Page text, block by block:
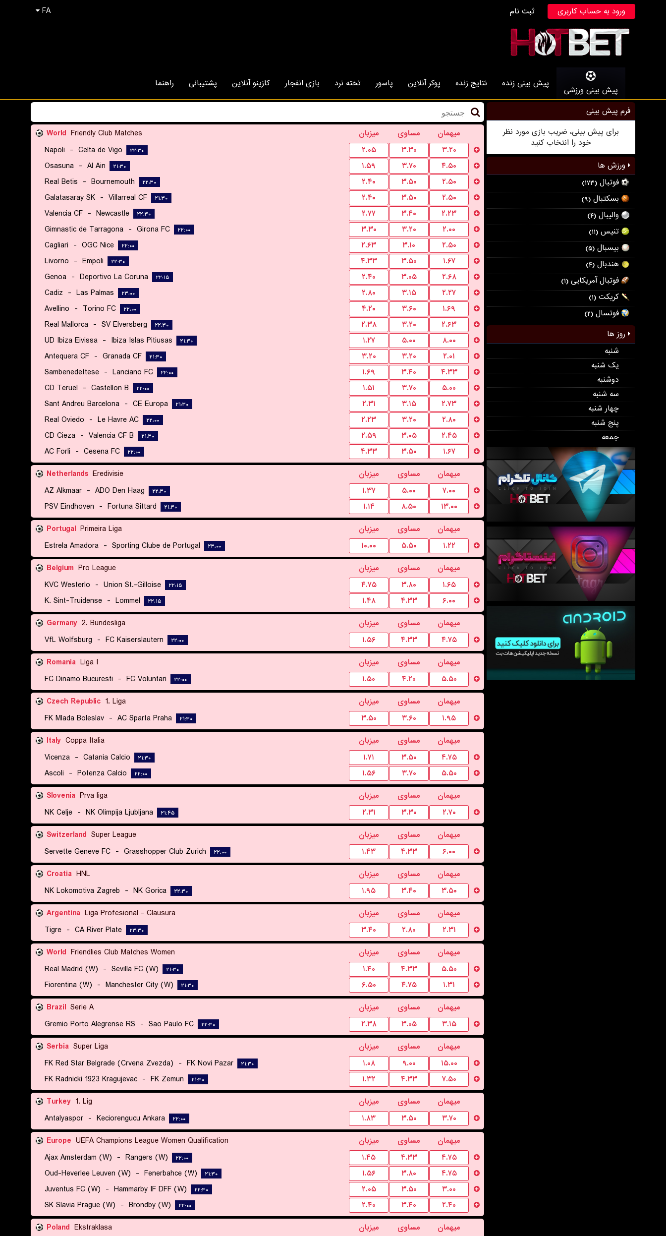
FA ورود به حساب کاربری ثبت نام
پیش بینی ورزشی
پیش بینی زنده نتایج زنده پوکر آنلاین پاسور تخته نرد بازی انفجار کازینو آنلاین پشتیبانی راهنما
فرم پیش بینی
برای پیش بینی، ضریب بازی مورد نظر
خود را انتخاب کنید
ورزش ها
فوتبال (۱۷۳)
بسکتبال (۹)
والیبال (۴)
تنیس (۱۱)
بیسبال (۵)
هندبال (۴)
فوتبال آمریکایی (۱)
کریکت (۱)
فوتسال (۲)
روز ها
شنبه
یک شنبه
دوشنبه
سه شنبه
چهار شنبه
پنج شنبه
جمعه
World Friendly Club Matches میزبان مساوی
میهمان
Napoli - Celta de Vigo ۲۲:۳۰ ۲.۰۵ ۳.۳۰
۳.۲۰
Osasuna - Al Ain ۲۱:۳۰ ۱.۵۹ ۳.۷۰
۴.۵۰
Real Betis - Bournemouth ۲۲:۳۰ ۲.۴۰ ۳.۵۰
۲.۵۰
Galatasaray SK - Villarreal CF ۲۱:۳۰ ۲.۴۰ ۳.۵۰
۲.۵۰
Valencia CF - Newcastle ۲۲:۳۰ ۲.۷۷ ۳.۴۰
۲.۲۳
Gimnastic de Tarragona - Girona FC ۲۲:۰۰ ۳.۳۰ ۳.۲۰
۲.۰۰
Cagliari - OGC Nice ۲۲:۰۰ ۲.۶۳ ۳.۱۰
۲.۵۰
Livorno - Empoli ۲۲:۳۰ ۴.۳۳ ۳.۵۰
۱.۶۷
Genoa - Deportivo La Coruna ۲۲:۱۵ ۲.۴۰ ۳.۰۵
۲.۶۸
Cadiz - Las Palmas ۲۳:۰۰ ۲.۸۰ ۳.۱۵
۲.۲۷
Avellino - Torino FC ۲۲:۰۰ ۴.۲۰ ۳.۶۰
۱.۶۹
Real Mallorca - SV Elversberg ۲۲:۳۰ ۲.۳۸ ۳.۲۰
۲.۶۳
UD Ibiza Eivissa - Ibiza Islas Pitiusas ۲۱:۳۰ ۱.۲۷ ۵.۰۰
۸.۰۰
Antequera CF - Granada CF ۲۱:۳۰ ۳.۲۰ ۳.۲۰
۲.۰۱
Sambenedettese - Lanciano FC ۲۲:۰۰ ۱.۶۹ ۳.۴۰
۴.۳۳
CD Teruel - Castellon B ۲۲:۰۰ ۱.۵۱ ۳.۷۰
۵.۰۰
Sant Andreu Barcelona - CE Europa ۲۱:۳۰ ۲.۳۱ ۳.۱۵
۲.۷۳
Real Oviedo - Le Havre AC ۲۲:۰۰ ۲.۲۳ ۳.۲۰
۲.۸۰
CD Cieza - Valencia CF B ۲۱:۳۰ ۲.۵۹ ۳.۰۵
۲.۴۵
AC Forli - Cesena FC ۲۲:۰۰ ۴.۳۳ ۳.۵۰
۱.۶۷
Netherlands Eredivisie میزبان مساوی
میهمان
AZ Alkmaar - ADO Den Haag ۲۲:۳۰ ۱.۳۷ ۵.۰۰
۷.۰۰
PSV Eindhoven - Fortuna Sittard ۲۱:۳۰ ۱.۱۴ ۸.۵۰
۱۳.۰۰
Portugal Primeira Liga میزبان مساوی
میهمان
Estrela Amadora - Sporting Clube de Portugal ۲۳:۰۰ ۱۰.۰۰ ۵.۵۰
۱.۲۲
Belgium Pro League میزبان مساوی
میهمان
KVC Westerlo - Union St.-Gilloise ۲۲:۱۵ ۴.۷۵ ۳.۸۰
۱.۶۵
K. Sint-Truidense - Lommel ۲۲:۱۵ ۱.۴۸ ۴.۳۳
۶.۰۰
Germany 2. Bundesliga میزبان مساوی
میهمان
VfL Wolfsburg - FC Kaiserslautern ۲۲:۰۰ ۱.۵۶ ۴.۳۳
۴.۷۵
Romania Liga I میزبان مساوی
میهمان
FC Dinamo Bucuresti - FC Voluntari ۲۲:۰۰ ۱.۵۰ ۴.۲۰
۵.۵۰
Czech Republic 1. Liga میزبان مساوی
میهمان
FK Mlada Boleslav - AC Sparta Praha ۲۱:۳۰ ۳.۵۰ ۳.۶۰
۱.۹۵
Italy Coppa Italia میزبان مساوی
میهمان
Vicenza - Catania Calcio ۲۱:۳۰ ۱.۷۱ ۳.۵۰
۴.۷۵
Ascoli - Potenza Calcio ۲۲:۰۰ ۱.۵۶ ۳.۷۰
۵.۵۰
Slovenia Prva liga میزبان مساوی
میهمان
NK Celje - NK Olimpija Ljubljana ۲۱:۴۵ ۲.۳۱ ۳.۳۰
۲.۷۰
Switzerland Super League میزبان مساوی
میهمان
Servette Geneve FC - Grasshopper Club Zurich ۲۲:۰۰ ۱.۴۳ ۴.۳۳
۶.۰۰
Croatia HNL میزبان مساوی
میهمان
NK Lokomotiva Zagreb - NK Gorica ۲۲:۳۰ ۱.۹۵ ۳.۴۰
۳.۵۰
Argentina Liga Profesional - Clausura میزبان مساوی
میهمان
Tigre - CA River Plate ۲۳:۳۰ ۳.۴۰ ۲.۸۰
۲.۳۱
World Friendlies Club Matches Women میزبان مساوی
میهمان
Real Madrid (W) - Sevilla FC (W) ۲۱:۳۰ ۱.۴۰ ۴.۳۳
۵.۵۰
Fiorentina (W) - Manchester City (W) ۲۱:۳۰ ۶.۵۰ ۴.۷۵
۱.۳۱
Brazil Serie A میزبان مساوی
میهمان
Gremio Porto Alegrense RS - Sao Paulo FC ۲۲:۳۰ ۲.۳۸ ۳.۰۵
۳.۱۵
Serbia Super Liga میزبان مساوی
میهمان
FK Red Star Belgrade (Crvena Zvezda) - FK Novi Pazar ۲۱:۳۰ ۱.۰۸ ۹.۰۰
۱۵.۰۰
FK Radnicki 1923 Kragujevac - FK Zemun ۲۱:۳۰ ۱.۳۲ ۴.۳۳
۷.۵۰
Turkey 1. Lig میزبان مساوی
میهمان
Antalyaspor - Keciorengucu Ankara ۲۲:۰۰ ۱.۸۳ ۳.۵۰
۳.۷۰
Europe UEFA Champions League Women Qualification میزبان مساوی
میهمان
Ajax Amsterdam (W) - Rangers (W) ۲۲:۰۰ ۱.۴۵ ۴.۳۳
۴.۷۵
Oud-Heverlee Leuven (W) - Fenerbahce (W) ۲۱:۳۰ ۱.۵۶ ۳.۸۰
۴.۷۵
Juventus FC (W) - Hammarby IF DFF (W) ۲۲:۳۰ ۲.۰۵ ۳.۵۰
۳.۰۰
SK Slavia Prague (W) - Brondby (W) ۲۲:۰۰ ۲.۴۰ ۳.۴۰
۲.۴۰
Poland Ekstraklasa میزبان مساوی
میهمان